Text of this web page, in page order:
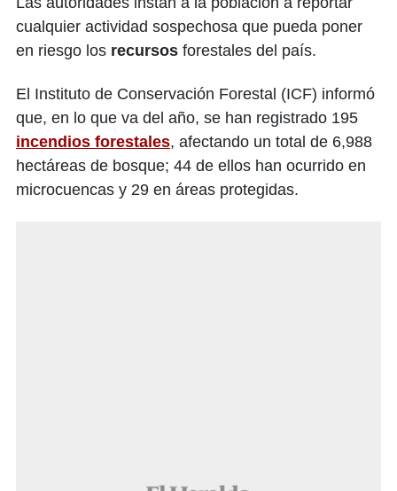
cualquier actividad sospechosa que pueda poner
en riesgo los recursos forestales del país.
El Instituto de Conservación Forestal (ICF) informó
que, en lo que va del año, se han registrado 195
incendios forestales, afectando un total de 6,988
hectáreas de bosque; 44 de ellos han ocurrido en
microcuencas y 29 en áreas protegidas.